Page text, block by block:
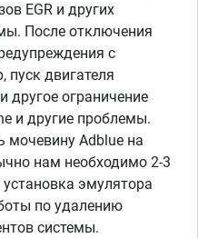
EGR и других
После отключения
с
пуск двигателя
другое ограничение
и другие проблемы.
Adblue на
нам необходимо 2-3
эмулятора
по удалению
системы.